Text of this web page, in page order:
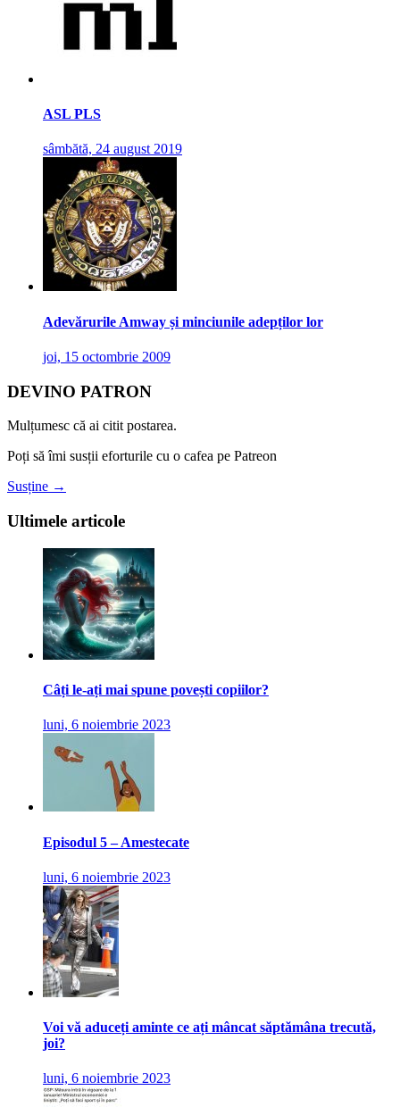
ASL PLS
sâmbătă, 24 august 2019
Adevărurile Amway și minciunile adepților lor
joi, 15 octombrie 2009
DEVINO PATRON
Mulțumesc că ai citit postarea.
Poți să îmi susții eforturile cu o cafea pe Patreon
Susține →
Ultimele articole
Câți le-ați mai spune povești copiilor?
luni, 6 noiembrie 2023
Episodul 5 – Amestecate
luni, 6 noiembrie 2023
Voi vă aduceți aminte ce ați mâncat săptămâna trecută,
joi?
luni, 6 noiembrie 2023